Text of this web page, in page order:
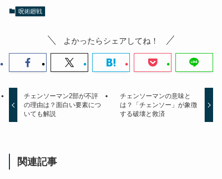
呪術廻戦
よかったらシェアしてね！
チェンソーマン2部が不評
の理由は？面白い要素につ
いても解説
チェンソーマンの意味と
は？「チェンソー」が象徴
する破壊と救済
関連記事